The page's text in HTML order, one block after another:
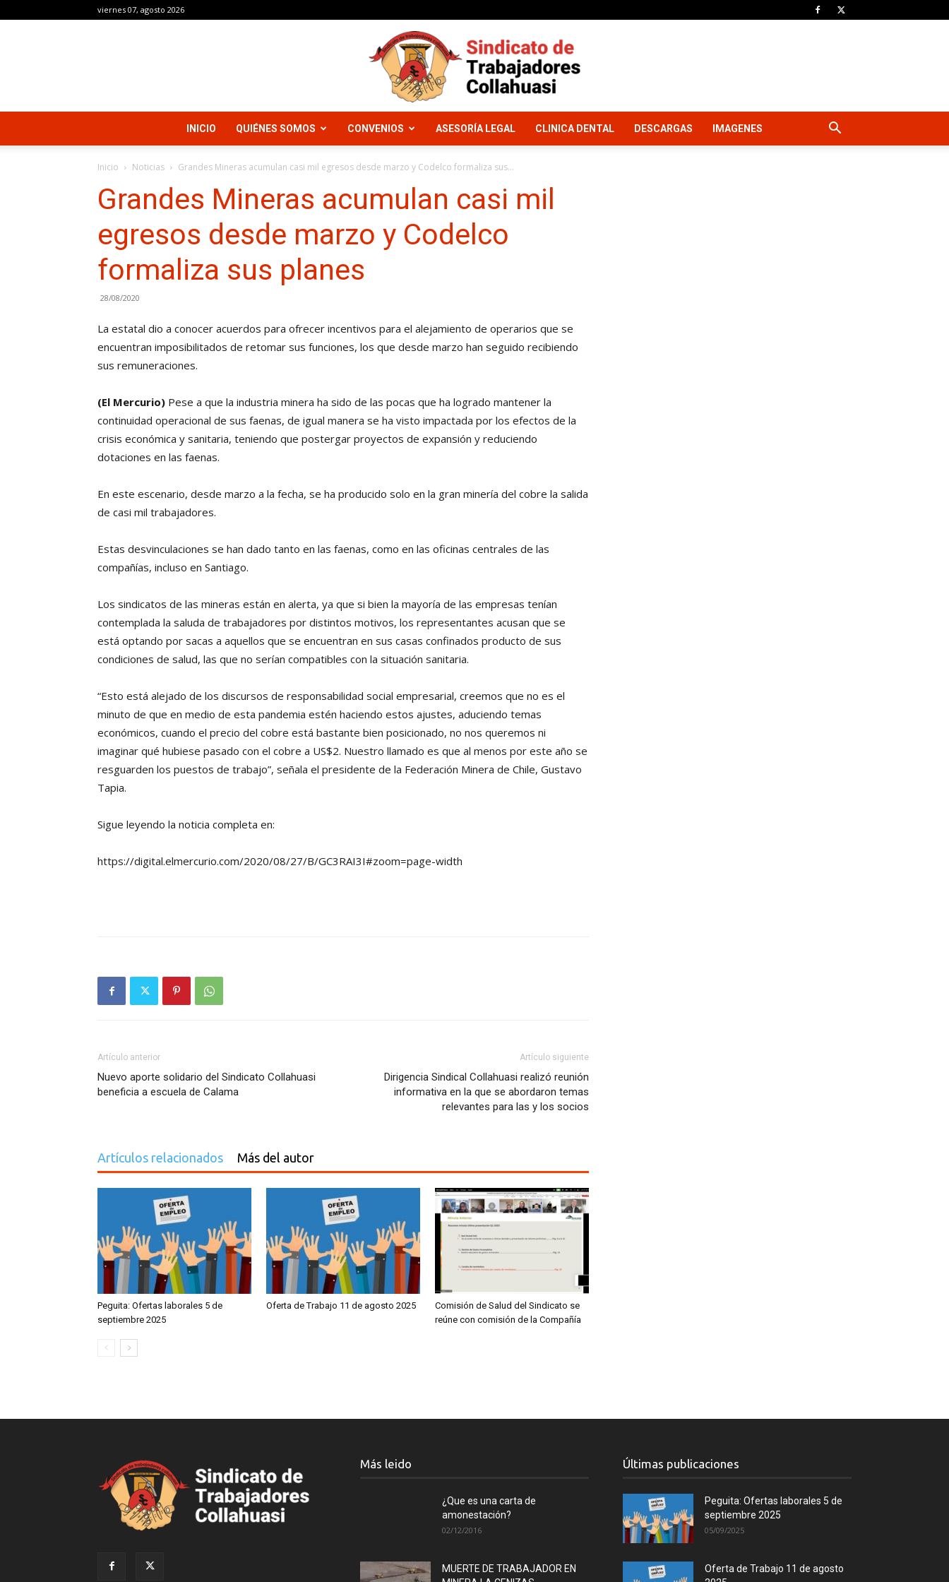
viernes 07, agosto 2026
Sindicato
Trabajadores
Collahuasi
INICIO QUIÉNES SOMOS CONVENIOS ASESORÍA LEGAL CLINICA DENTAL DESCARGAS IMAGENES
Inicio Noticias Grandes Mineras acumulan casi mil egresos desde marzo y Codelco formaliza sus...
Grandes Mineras acumulan casi mil
egresos desde marzo y Codelco
formaliza sus planes
28/08/2020
La estatal dio a conocer acuerdos para ofrecer incentivos para el alejamiento de operarios que se
encuentran imposibilitados de retomar sus funciones, los que desde marzo han seguido recibiendo
sus remuneraciones.
(El Mercurio) Pese a que la industria minera ha sido de las pocas que ha logrado mantener la
continuidad operacional de sus faenas, de igual manera se ha visto impactada por los efectos de la
crisis económica y sanitaria, teniendo que postergar proyectos de expansión y reduciendo
dotaciones en las faenas.
En este escenario, desde marzo a la fecha, se ha producido solo en la gran minería del cobre la salida
de casi mil trabajadores.
Estas desvinculaciones se han dado tanto en las faenas, como en las oficinas centrales de las
compañías, incluso en Santiago.
Los sindicatos de las mineras están en alerta, ya que si bien la mayoría de las empresas tenían
contemplada la saluda de trabajadores por distintos motivos, los representantes acusan que se
está optando por sacas a aquellos que se encuentran en sus casas confinados producto de sus
condiciones de salud, las que no serían compatibles con la situación sanitaria.
“Esto está alejado de los discursos de responsabilidad social empresarial, creemos que no es el
minuto de que en medio de esta pandemia estén haciendo estos ajustes, aduciendo temas
económicos, cuando el precio del cobre está bastante bien posicionado, no nos queremos ni
imaginar qué hubiese pasado con el cobre a US$2. Nuestro llamado es que al menos por este año se
resguarden los puestos de trabajo”, señala el presidente de la Federación Minera de Chile, Gustavo
Tapia.
Sigue leyendo la noticia completa en:
https://digital.elmercurio.com/2020/08/27/B/GC3RAI3I#zoom=page-width
Artículo anterior
Nuevo aporte solidario del Sindicato Collahuasi
beneficia a escuela de Calama
Artículo siguiente
Dirigencia Sindical Collahuasi realizó reunión
informativa en la que se abordaron temas
relevantes para las y los socios
Artículos relacionados Más del autor
Peguita: Ofertas laborales 5 de
septiembre 2025
Oferta de Trabajo 11 de agosto 2025
Comisión de Salud del Sindicato se
reúne con comisión de la Compañía
Más leido
¿Que es una carta de
amonestación?
02/12/2016
MUERTE DE TRABAJADOR EN
Últimas publicaciones
Peguita: Ofertas laborales 5 de
septiembre 2025
05/09/2025
Oferta de Trabajo 11 de agosto